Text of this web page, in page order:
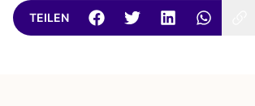
TEILEN